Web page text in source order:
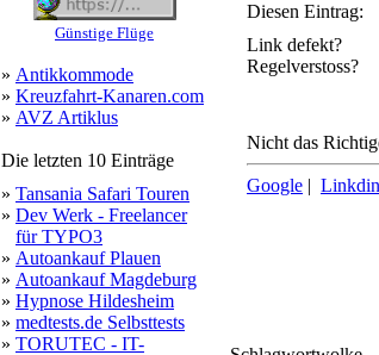
Günstige Flüge
» Antikkommode
» Kreuzfahrt-Kanaren.com
» AVZ Artiklus
Die letzten 10 Einträge
» Tansania Safari Touren
» Dev Werk - Freelancer
für TYPO3
» Autoankauf Plauen
» Autoankauf Magdeburg
» Hypnose Hildesheim
» medtests.de Selbsttests
» TORUTEC - IT-
Diesen Eintrag:
Link defekt?
Regelverstoss?
Nicht das
Google |